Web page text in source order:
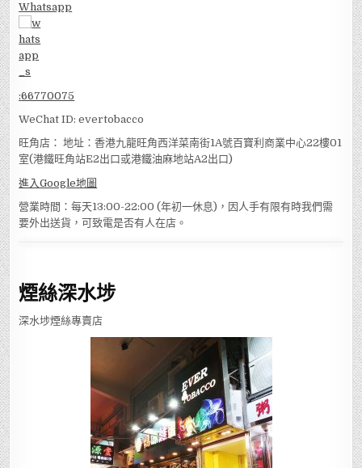
Whatsapp
:66770075
WeChat ID: evertobacco
旺角店： 地址：香港九龍旺角西洋菜南街1A號百寶利商業中心22樓01
室(港鐵旺角站E2出口或港鐵油麻地站A2出口)
進入Google地圖
營業時間：每天13:00-22:00 (年初一休息)，因人手有限有時我們需
要外出送貨，可致電是否有人在店。
煙絲深水埗
深水埗煙絲專賣店